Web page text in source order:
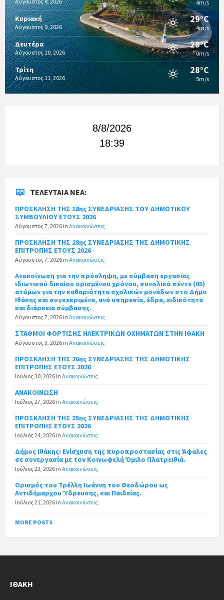
4m/s
Κυριακή
Αύγουστος 9, 2026
29°C
4m/s
Δευτέρα
Αύγουστος 10, 2026
28°C
0m/s
Τρίτη
Αύγουστος 11, 2026
28°C
5m/s
8/8/2026
18:39
ΤΕΛΕΥΤΑΊΑ ΝΈΑ:
ΠΡΟΣΚΛΗΣΗ ΤΗΣ 18ης ΣΥΝΕΔΡΙΑΣΗΣ ΤΟΥ ΔΗΜΟΤΙΚΟΥ
ΣΥΜΒΟΥΛΙΟΥ ΕΤΟΥΣ 2026
Αύγουστος 7, 2026 in Ανακοινώσεις
ΠΡΟΣΚΛΗΣΗ ΤΗΣ 28ης ΣΥΝΕΔΡΙΑΣΗΣ ΤΗΣ ΔΗΜΟΤΙΚΗΣ
ΕΠΙΤΡΟΠΗΣ ΕΤΟΥΣ 2026
Αύγουστος 7, 2026 in Ανακοινώσεις
Ανακοίνωση για την πρόσληψη, με σύμβαση εργασίας
ιδιωτικού δικαίου ορισμένου χρόνου, συνολικά πέντε (05)
ατόμων για την καθαριότητα σχολικών μονάδων στο Δήμο
Ιθάκης και συγκεκριμένα, ανά υπηρεσία, έδρα, ειδικότητα
και διάρκεια σύμβασης.
Αύγουστος 7, 2026 in Ανακοινώσεις
ΣΤΑΘΜΟΙ ΦΟΡΤΙΣΗΣ ΗΛΕΚΤΡΙΚΩΝ ΟΧΗΜΑΤΩΝ ΣΤΗΝ ΙΘΑΚΗ
Αύγουστος 3, 2026 in Ανακοινώσεις
ΠΡΟΣΚΛΗΣΗ ΤΗΣ 26ης ΣΥΝΕΔΡΙΑΣΗΣ ΤΗΣ ΔΗΜΟΤΙΚΗΣ
ΕΠΙΤΡΟΠΗΣ ΕΤΟΥΣ 2026
Ιούλιος 30, 2026 in Ανακοινώσεις
ΑΝΑΚΟΙΝΩΣΗ
Ιούλιος 27, 2026 in Ανακοινώσεις
ΠΡΟΣΚΛΗΣΗ ΤΗΣ 25ης ΣΥΝΕΔΡΙΑΣΗΣ ΤΗΣ ΔΗΜΟΤΙΚΗΣ
ΕΠΙΤΡΟΠΗΣ ΕΤΟΥΣ 2026
Ιούλιος 24, 2026 in Ανακοινώσεις
Δήμος Ιθάκης: Ενίσχυση της πυροπροστασίας στις Άφαλες
σε συνεργασία με τον Κοινωφελή Όμιλο Πλατρειθιά.
Ιούλιος 23, 2026 in Ανακοινώσεις
Ορισμός του Τρέλλη Ιωάννη του Θεοδώρου ως
Αντιδήμαρχου Ύδρευσης, και Παιδείας.
Ιούλιος 21, 2026 in Ανακοινώσεις
MORE POSTS
ΙΘΆΚΗ